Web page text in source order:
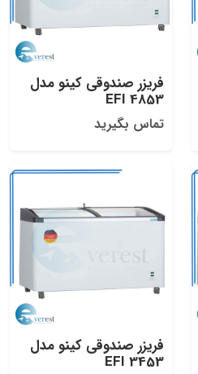
فریزر صندوقی کینو مدل
EFI 4853
تماس بگیرید
فریزر صندوقی کینو مدل
EFI 3453